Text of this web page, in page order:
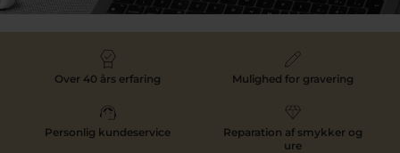
Over 40 års erfaring Mulighed for gravering
Personlig kundeservice
Reparation af smykker og
ure